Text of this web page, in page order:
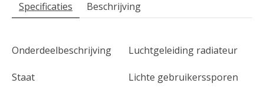
Specificaties Beschrijving
Onderdeelbeschrijving Luchtgeleiding radiateur
Staat Lichte gebruikerssporen